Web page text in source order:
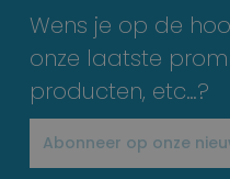
Wens je op de
onze laatste
producten, etc…?